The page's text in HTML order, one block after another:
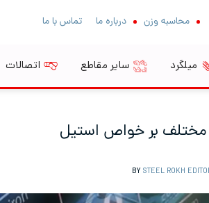
محاسبه وزن درباره ما تماس با ما
میلگرد سایر مقاطع اتصالات
مختلف بر خواص استیل
STEEL ROKH